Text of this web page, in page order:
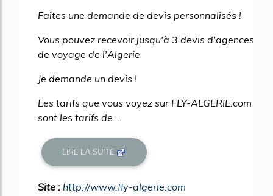
Faites une demande de devis personnalisés !
Vous pouvez recevoir jusqu'à 3 devis d'agences
de voyage de l'Algerie
Je demande un devis !
Les tarifs que vous voyez sur FLY-ALGERIE.com
sont les tarifs de...
LIRE LA SUITE
Site : http://www.fly-algerie.com